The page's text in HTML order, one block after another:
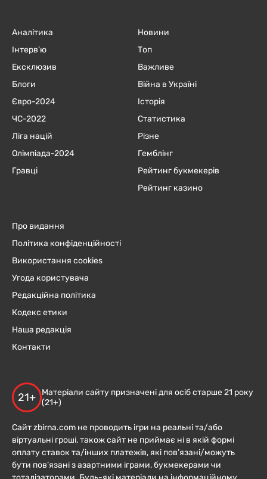
Аналітика
Інтерв'ю
Ексклюзив
Блоги
Євро-2024
ЧC-2022
Ліга націй
Олімпіада-2024
Гравці
Новини
Топ
Важливе
Війна в Україні
Історія
Статистика
Різне
Гемблінг
Рейтинг букмекерів
Рейтинг казино
Про видання
Політика конфіденційності
Використання cookies
Угода користувача
Редакційна політика
Кодекс етики
Наша редакція
Контакти
21+
Матеріали сайту призначені для осіб старше 21 року
(21+)
Сайт zbirna.com не проводить ігри на реальні та/або
віртуальні гроші, також сайт не приймає ні в якій формі
оплату ставок та/інших платежів, які пов’язані/можуть
бути пов’язані з азартними іграми, букмекерами чи